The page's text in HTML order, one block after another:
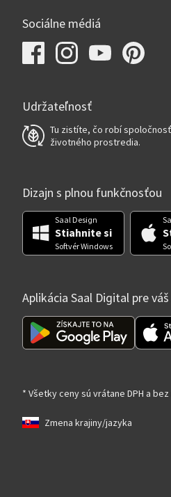
Sociálne médiá
Udržateľnosť
Tu zistíte, čo robí
životného prostredia.
Dizajn s plnou funkčnosťou
Saal Design
Stiahnite si
Softvér Windows
Aplikácia Saal Digital pre
* Všetky ceny sú vrátane DPH a
Zmena krajiny/jazyka